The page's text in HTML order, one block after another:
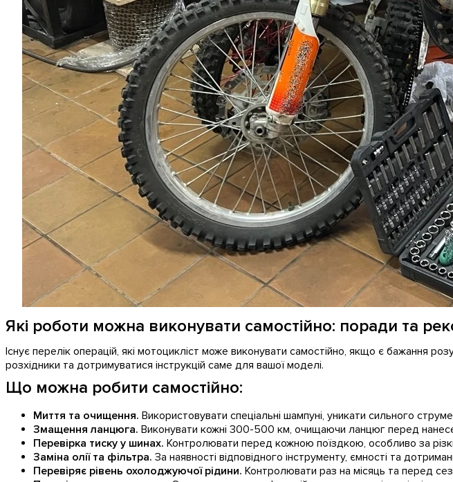
Які роботи можна виконувати самостійно: поради та
Існує перелік операцій, які мотоцикліст може виконувати самостійно, якщо є бажання
розхідники та дотримуватися інструкцій саме для вашої моделі.
Що можна робити самостійно:
Миття та очищення. Використовувати спеціальні шампуні, уникати сильного
Змащення ланцюга. Виконувати кожні 300-500 км, очищаючи ланцюг перед
Перевірка тиску у шинах. Контролювати перед кожною поїздкою, особливо за
Заміна олії та фільтра. За наявності відповідного інструменту, ємності та
Перевіряє рівень охолоджуючої рідини. Контролювати раз на місяць та перед